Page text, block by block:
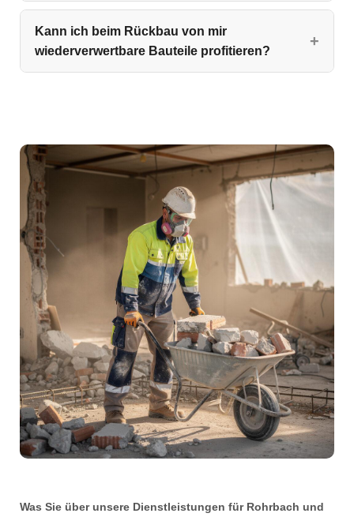
Kann ich beim Rückbau von mir
wiederverwertbare Bauteile profitieren?
Was Sie über unsere Dienstleistungen für Rohrbach und